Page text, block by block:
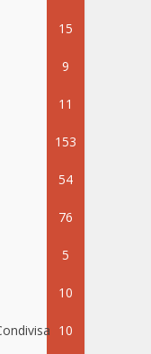
15
9
11
153
54
76
5
10
10